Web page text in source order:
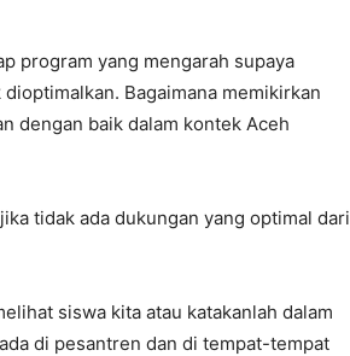
program yang mengarah supaya
Bagaimana memikirkan
dengan baik dalam kontek Aceh
tidak ada dukungan yang optimal dari
siswa kita atau katakanlah dalam
di pesantren dan di tempat-tempat